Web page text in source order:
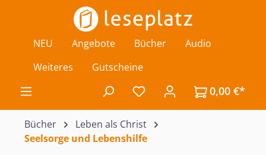
Zum Hauptinhalt springen
NEU Angebote Bücher
Audio
Weiteres
Gutscheine
Du hast 0 Produkte auf
0,00 €*
Bücher
Leben als Christ
Seelsorge und Lebenshilfe